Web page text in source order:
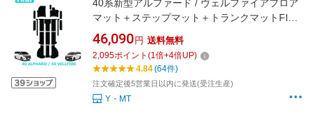
40系新型アルファード / ヴェルファイアフロア
マット＋ステップマット＋トランクマットFINO
シリーズ（フィーノ）ハイブリッド対応
46,090 円 送料無料
2,095ポイント (1倍+4倍UP)
4.84(64件)
注文確定後5営業日以内に発送(受注生産)
Y・MT